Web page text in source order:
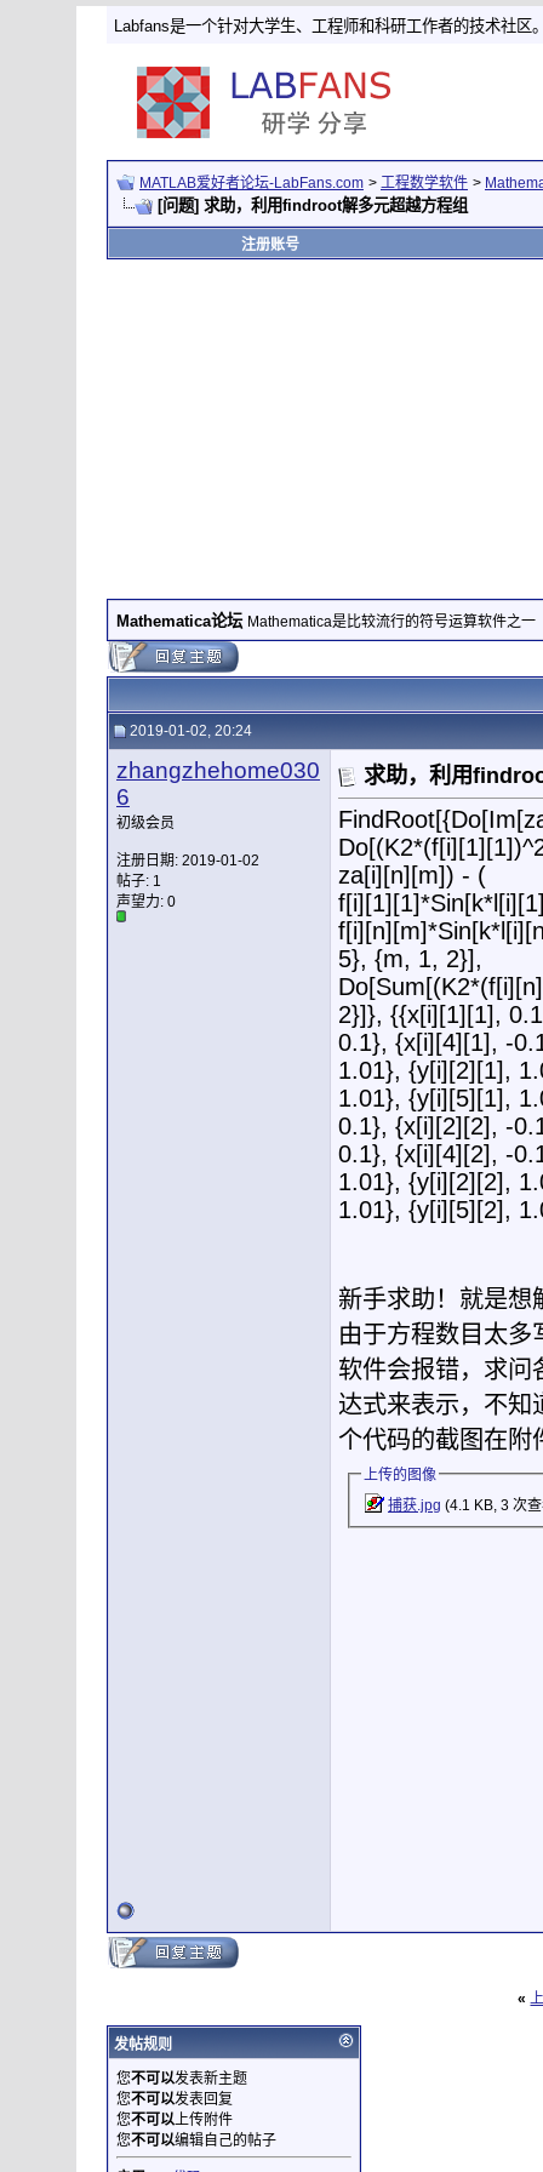
Labfans是一个针对大学生、工程师和科研工作者的技术社区
MATLAB爱好者论坛-LabFans.com > 工程数学软件 >
[问题] 求助，利用findroot解多元超越方程组
注册账号
Mathematica论坛 Mathematica是比较流行的符号运算软件之一
2019-01-02, 20:24
zhangzhehome030
6
初级会员
注册日期: 2019-01-02
帖子: 1
声望力: 0
求助，利用
za[i][n][m]) - (
5}, {m, 1, 2}],
2}]}, {{x[i][1][1],
0.1}, {x[i][4][1], -
1.01}, {y[i][2][1],
1.01}, {y[i][5][1],
0.1}, {x[i][2][2], -
0.1}, {x[i][4][2], -
1.01}, {y[i][2][2],
1.01}, {y[i][5][2],
新手求助！就是想
由于方程数目太多
软件会报错，求问
达式来表示，不知
个代码的截图在附
上传的图像
捕获.jpg (4.1 KB, 3 次
«
发帖规则
您不可以发表新主题
您不可以发表回复
您不可以上传附件
您不可以编辑自己的帖子